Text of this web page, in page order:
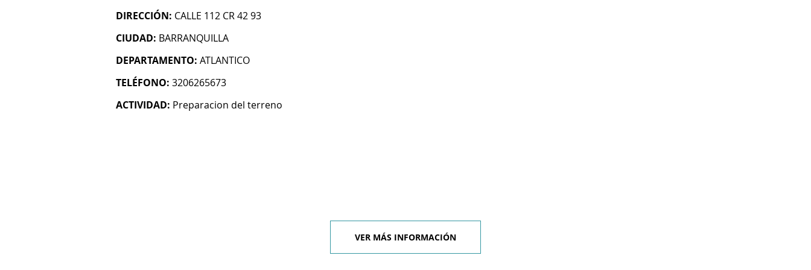
DIRECCIÓN: CALLE 112 CR 42 93
CIUDAD: BARRANQUILLA
DEPARTAMENTO: ATLANTICO
TELÉFONO: 3206265673
ACTIVIDAD: Preparacion del terreno
VER MÁS INFORMACIÓN